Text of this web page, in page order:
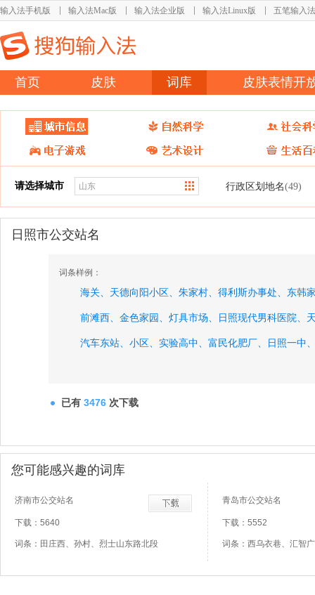
输入法手机版 输入法Mac版 输入法企业版 输入法Linux版 五笔输入法
首页 皮肤 词库 皮肤表情开
请选择城市 行政区划地名(49)
日照市公交站名
词条样例：
海关、 天德向阳小区、 朱家村、 得利斯办事处、 东韩
前滩西、 金色家园、 灯具市场、 日照现代男科医院、
汽车东站、 小区、 实验高中、 富民化肥厂、 日照一中
已有 3476 次下载
您可能感兴趣的词库
济南市公交站名
下载：5640
词条：田庄西、孙村、烈士山东路北段
青岛市公交站名
下载：5552
词条：西乌衣巷、汇智